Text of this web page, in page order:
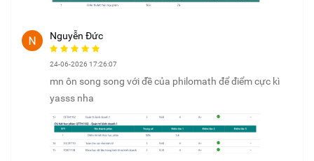
Nguyễn Đức
24-06-2026 17:26:07
mn ôn song song với đề của philomath để điểm cực kì
yasss nha